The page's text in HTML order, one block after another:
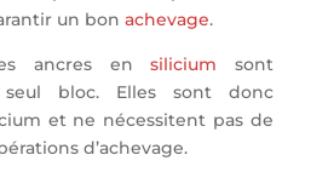
un bon achevage.
ancres ensilicium sont
seul bloc. Elles sont donc
et ne nécessitent pas de
d’achevage.